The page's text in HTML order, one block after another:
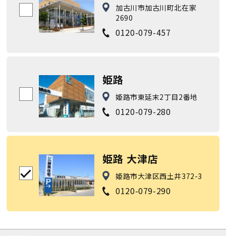
加古川市加古川町北在家
2690
0120-079-457
姫路
姫路市東延末2丁目2番地
0120-079-280
姫路 大津店
姫路市大津区西土井372-3
0120-079-290